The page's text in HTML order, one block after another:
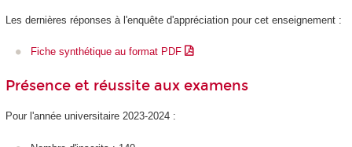
Les dernières réponses à l'enquête d'appréciation pour cet enseignement :
Fiche synthétique au format PDF
Présence et réussite aux examens
Pour l'année universitaire 2023-2024 :